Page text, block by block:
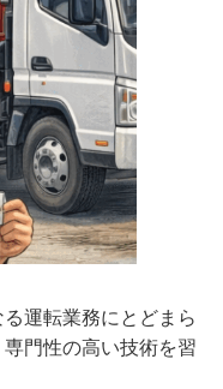
運転業務にとどまら
門性の高い技術を習